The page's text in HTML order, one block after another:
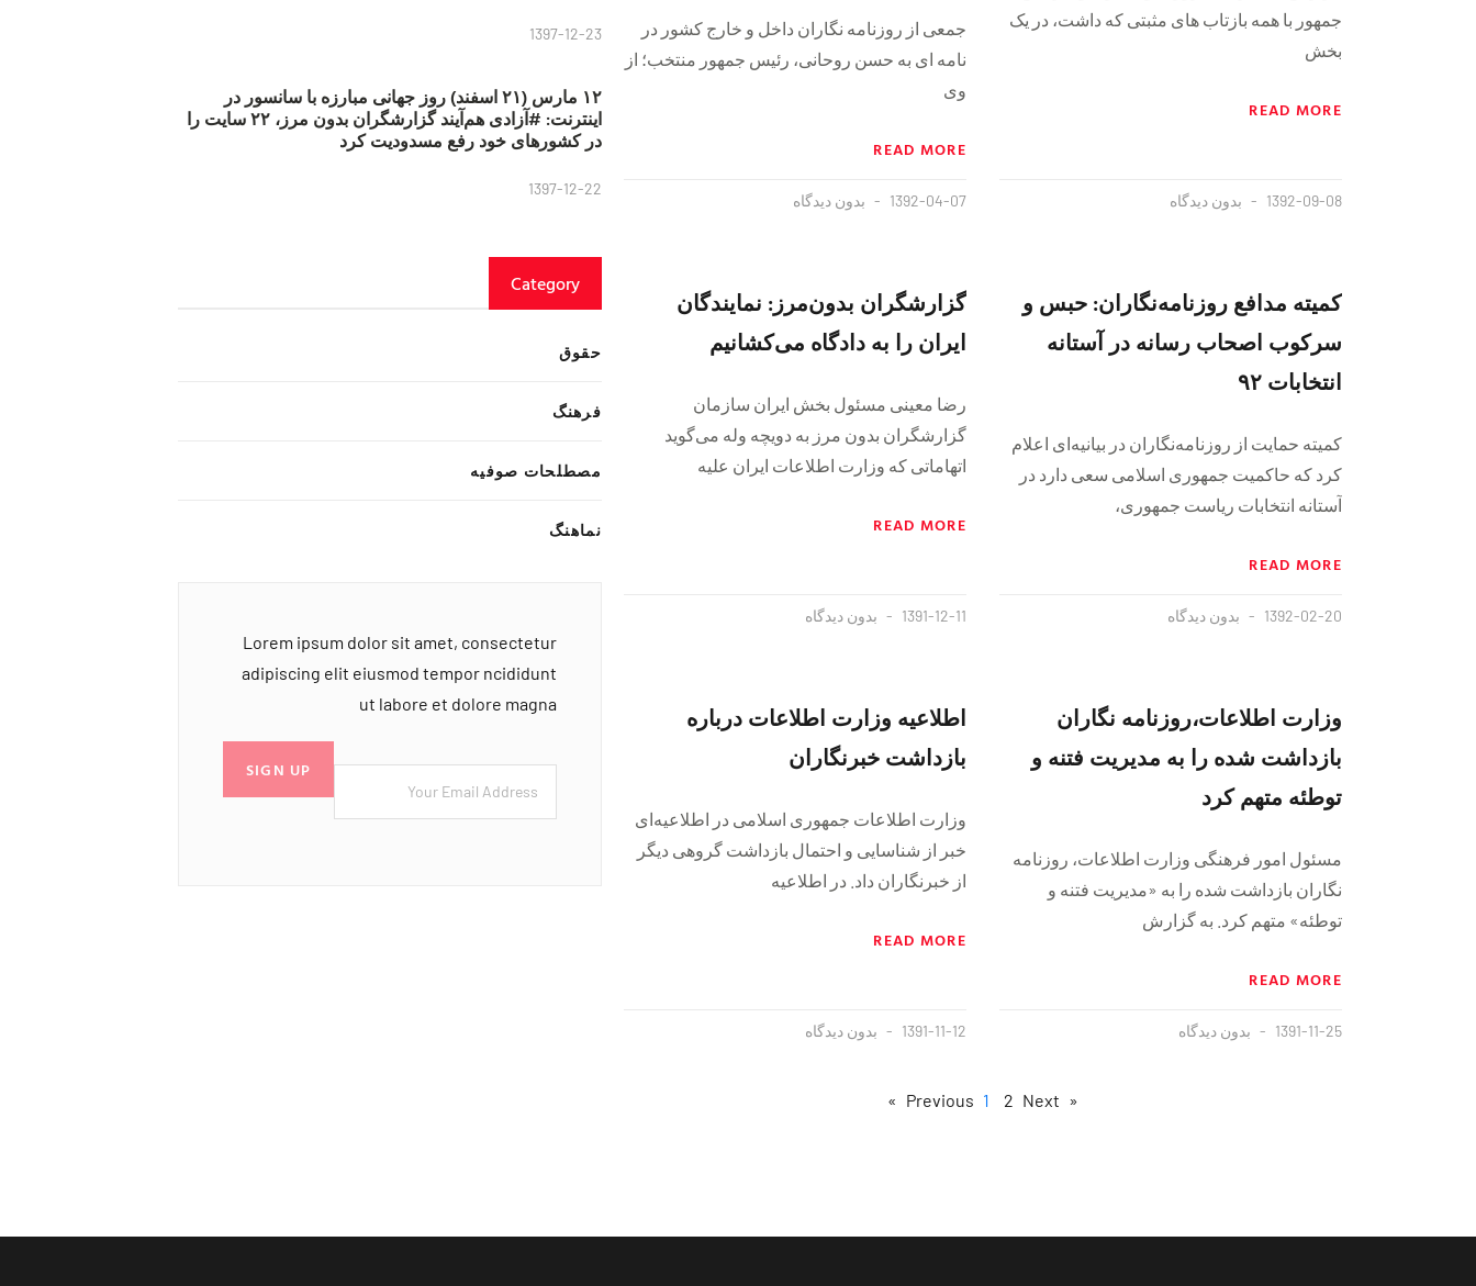
جمهور با همه بازتاب های مثبتی که داشت، در یک
بخش
READ MORE
1392-09-08 بدون دیدگاه
جمعی از روزنامه نگاران داخل و خارج کشور در
نامه ای به حسن روحانی، رئیس جمهور منتخب؛ از
وی
READ MORE
1392-04-07 بدون دیدگاه
کمیته مدافع روزنامه‌نگاران: حبس و
سرکوب اصحاب رسانه در آستانه
انتخابات ۹۲
کمیته حمایت از روزنامه‌نگاران در بیانیه‌ای اعلام
کرد که حاکمیت جمهوری اسلامی سعی دارد در
آستانه انتخابات ریاست جمهوری،
READ MORE
1392-02-20 بدون دیدگاه
گزارشگران بدون‌مرز: نمایندگان
ایران را به دادگاه می‌کشانیم
رضا معینی مسئول بخش ایران سازمان
گزارشگران بدون مرز به دویچه وله می‌گوید
اتهاماتی که وزارت اطلاعات ایران علیه
READ MORE
1391-12-11 بدون دیدگاه
وزارت اطلاعات،‌روزنامه نگاران
بازداشت شده را به مديريت فتنه و
توطئه متهم کرد
مسئول امور فرهنگی وزارت اطلاعات،‌ روزنامه
نگاران بازداشت شده را به «مديريت فتنه و
توطئه» متهم کرد. به گزارش
READ MORE
1391-11-25 بدون دیدگاه
اطلاعیه وزارت اطلاعات درباره
بازداشت خبرنگاران
وزارت اطلاعات جمهوری اسلامی در اطلاعیه‌ای
خبر از شناسایی و احتمال بازداشت گروهی دیگر
از خبرنگاران داد. در اطلاعیه
READ MORE
1391-11-12 بدون دیدگاه
« Previous
1 2 Next »
1397-12-23
۱۲ مارس (۲۱ اسفند) روز جهانی مبارزه با سانسور در
اینترنت: #آزادی هم‌آیند گزارشگران‌ بدون مرز، ۲۲ سایت را
در کشورهای خود رفع مسدودیت کرد
1397-12-22
Category
حقوق
فرهنگ
مصطلحات صوفیه
نماهنگ
Lorem ipsum dolor sit amet, consectetur
adipiscing elit eiusmod tempor ncididunt
ut labore et dolore magna
SIGN UP